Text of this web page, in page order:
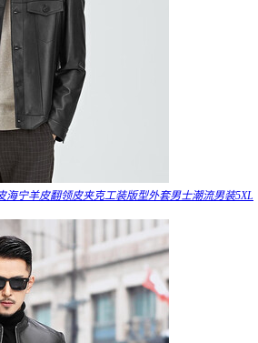
海宁羊皮翻领皮夹克工装版型外套男士潮流男装5XL